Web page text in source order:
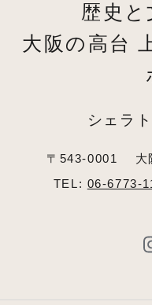
歴史
大阪の高台
シェラ
〒543-0001
大
TEL: 06-6773-